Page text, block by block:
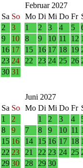
Sa So
2
3
9
10
16 17
23 24
30 31
Februar 2027
Mo Di Mi Do Fr
1
2 3 4 5
8
9 10 11 12
15
16 17 18 19
22
23 24 25 26
Sa So
1
2
8
9
15 16
22 23
29 30
Juni 2027
Mo Di Mi Do Fr
1
2 3 4
7
8 9 10 11
14
15 16 17 18
21
22 23 24 25
28
29 30